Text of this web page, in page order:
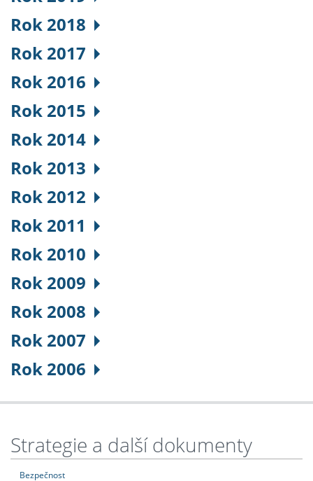
Rok 2018
Rok 2017
Rok 2016
Rok 2015
Rok 2014
Rok 2013
Rok 2012
Rok 2011
Rok 2010
Rok 2009
Rok 2008
Rok 2007
Rok 2006
Strategie a další dokumenty
Bezpečnost